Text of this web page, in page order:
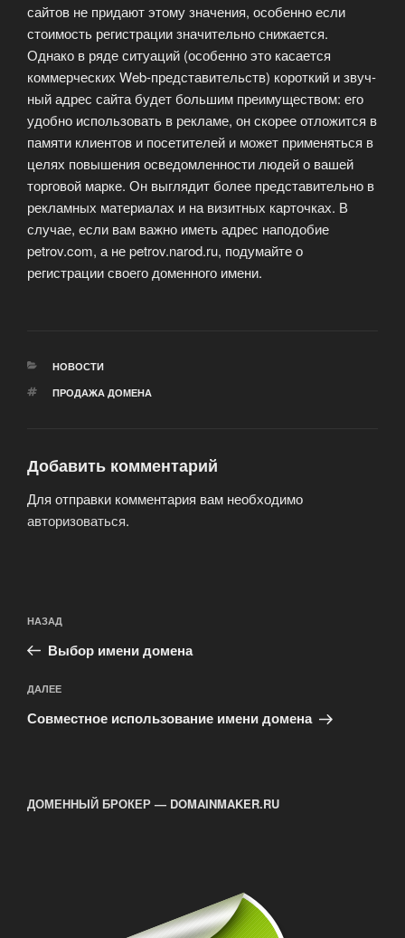
сайтов не придают этому значения, особенно если
стоимость регистрации значительно снижается.
Однако в ряде ситуаций (особен­но это касается
коммерческих Web-представительств) короткий и звуч­
ный адрес сайта будет большим преимуществом: его
удобно использо­вать в рекламе, он скорее отложится в
памяти клиентов и посетителей и может применяться в
целях повышения осведомленности людей о ва­шей
торговой марке. Он выглядит более представительно в
рекламных материалах и на визитных карточках. В
случае, если вам важно иметь адрес наподобие
petrov.com, а не petrov.narod.ru, подумайте о
регистрации своего доменного имени.
РУБРИКИ
НОВОСТИ
МЕТКИ
ПРОДАЖА ДОМЕНА
Добавить комментарий
Для отправки комментария вам необходимо
авторизоваться.
по
записям
Предыдущая
запись:
НАЗАД
Выбор имени домена
Следующая
запись
ДАЛЕЕ
Совместное использование имени домена
ДОМЕННЫЙ БРОКЕР — DOMAINMAKER.RU